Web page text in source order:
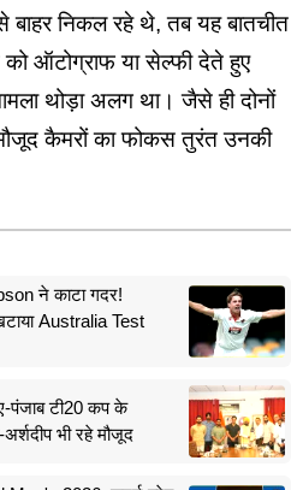
निकल रहे थे, तब यह बातचीत
ऑटोग्राफ या सेल्फी देते हुए
थोड़ा अलग था। जैसे ही दोनों
कैमरों का फोकस तुरंत उनकी
ने काटा गदर!
Australia Test
पंजाब टी20 कप के
भी रहे मौजूद